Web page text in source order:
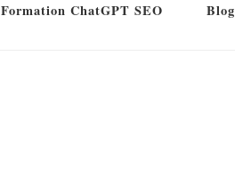
Formation ChatGPT SEO Blog